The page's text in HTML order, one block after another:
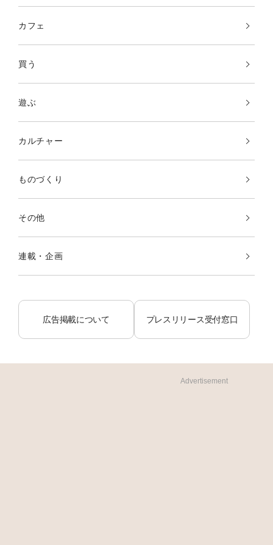
カフェ
買う
遊ぶ
カルチャー
ものづくり
その他
連載・企画
広告掲載について プレスリリース受付窓口
Advertisement